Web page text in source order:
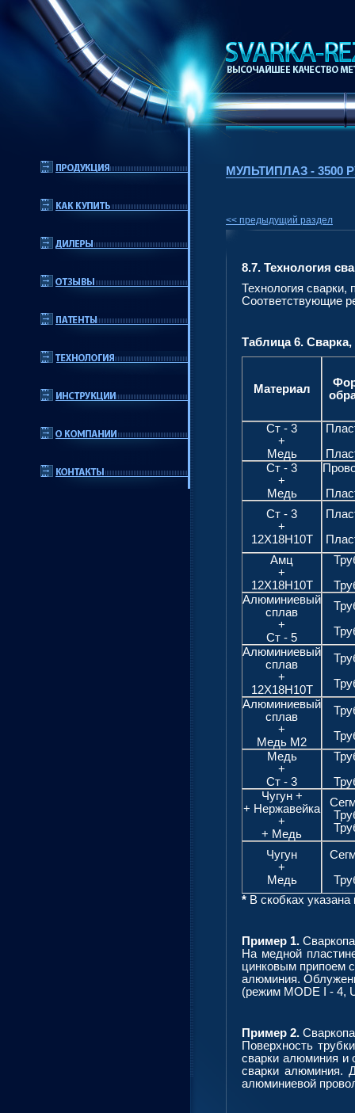
МУЛЬТИПЛАЗ -
<< предыдущий раздел
8.7. Технология
Технология сварки,
Соответствующие
Таблица 6.
Материал
Ст - 3
+
Медь
Ст - 3
+
Медь
Ст - 3
+
12Х18Н10Т
Амц
+
12Х18Н10Т
Алюминиевый
сплав
+
Ст - 5
Алюминиевый
сплав
+
12Х18Н10Т
Алюминиевый
сплав
+
Медь М2
Медь
+
Ст - 3
Чугун +
+ Нержавейка
+
+ Медь
Чугун
+
Медь
* В скобках
Пример 1.
На медной
цинковым припоем
алюминия.
(режим MODE I - 4,
Пример 2.
Поверхность
сварки алюминия и
сварки алюминия.
алюминиевой